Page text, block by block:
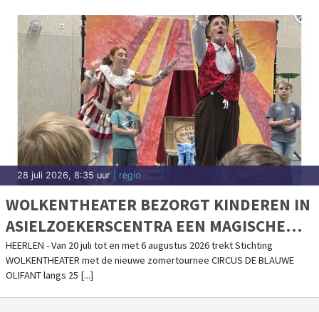
28 juli 2026, 8:35 uur | regio
WOLKENTHEATER BEZORGT KINDEREN IN
ASIELZOEKERSCENTRA EEN MAGISCHE
CIRCUSDAG
HEERLEN - Van 20 juli tot en met 6 augustus 2026 trekt Stichting
WOLKENTHEATER met de nieuwe zomertournee CIRCUS DE BLAUWE
OLIFANT langs 25 [...]